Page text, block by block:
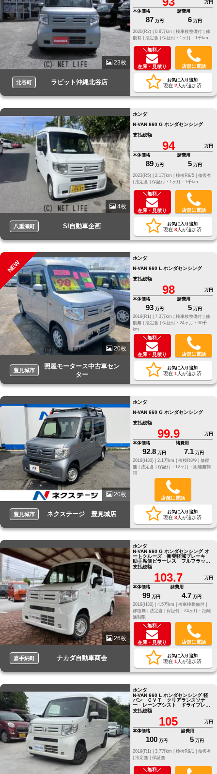
23枚
北谷町 ラビット沖縄北谷店
万円
本体価格
87 万円
諸費用
6 万円
修
復有 | 法定含 | 保証付・1ヶ月・1千km
＼無料／
在庫・見積り 店舗に電話
お気に入り追加
現在 2 人が追加済
4枚
八重瀬町 SI自動車企画
ホンダ
N-VAN 660 G ホンダセンシング
支払総額
94
万円
本体価格
89 万円
諸費用
5 万円
修復有
法定含 | 保証付・1ヶ月・1千km
＼無料／
在庫・見積り 店舗に電話
お気に入り追加
現在 3人が追加済
NEW
20枚
豊見城市
照屋モータース中古車セン
ター
ホンダ
N-VAN 660 L ホンダセンシング
支払総額
98
万円
本体価格
93 万円
諸費用
5 万円
2019(R1) |
7.3万km | 検車検整備付 | 修
復無 | 法定含 | 保証付・24ヶ月・30千
km
＼無料／
在庫・見積り 店舗に電話
お気に入り追加
現在 1 人が追加済
20枚
豊見城市 ネクステージ 豊見城店
ホンダ
N-VAN 660 G ホンダセンシング
支払総額
99.9
万円
本体価格
92.8 万円
諸費用
7.1 万円
2018(H30) |
2.1万km | 検検R8/9 | 修復
無 | 法定含 | 保証付・12ヶ月・距離無制
限
店舗に電話
お気に入り追加
現在 3人が追加済
26枚
嘉手納町 ナカダ自動車商会
ホンダ
N-VAN 660 G ホンダセンシング オ
ートクルーズ 衝突軽減ブレーキ
助手席側ピラーレス フルフラット
空間 ＦＭ・ＡＭラジオ
支払総額
103.7
万円
本体価格
99 万円
諸費用
4.7 万円
2018(H30) |
4.5万km |
検車検整備付 |
修復無 | 法定含 | 保証付・24ヶ月・距離
無制限
＼無料／
在庫・見積り 店舗に電話
お気に入り追加
現在 1 人が追加済
ホンダ
N-VAN 660 L ホンダセンシング 軽
バン ＣＶＴ クリアランスソナ
ー レーンアシスト ドライブレコ
ーダー ＥＴＣ バックカメラ
支払総額
105
万円
本体価格
100 万円
諸費用
5 万円
修復有
法定無 | 保証無
＼無料／